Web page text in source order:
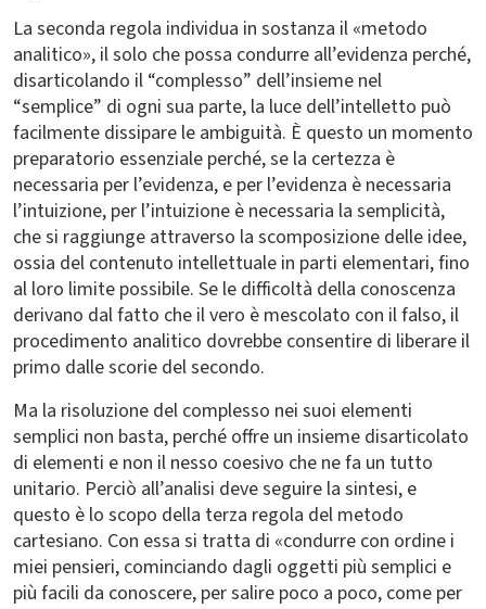
La seconda regola individua in sostanza il «metodo
analitico», il solo che possa condurre all’evidenza perché,
disarticolando il “complesso” dell’insieme nel
“semplice” di ogni sua parte, la luce dell’intelletto può
facilmente dissipare le ambiguità. È questo un momento
preparatorio essenziale perché, se la certezza è
necessaria per l’evidenza, e per l’evidenza è necessaria
l’intuizione, per l’intuizione è necessaria la semplicità,
che si raggiunge attraverso la scomposizione delle idee,
ossia del contenuto intellettuale in parti elementari, fino
al loro limite possibile. Se le difficoltà della conoscenza
derivano dal fatto che il vero è mescolato con il falso, il
procedimento analitico dovrebbe consentire di liberare il
primo dalle scorie del secondo.
Ma la risoluzione del complesso nei suoi elementi
semplici non basta, perché offre un insieme disarticolato
di elementi e non il nesso coesivo che ne fa un tutto
unitario. Perciò all’analisi deve seguire la sintesi, e
questo è lo scopo della terza regola del metodo
cartesiano. Con essa si tratta di «condurre con ordine i
miei pensieri, cominciando dagli oggetti più semplici e
più facili da conoscere, per salire poco a poco, come per